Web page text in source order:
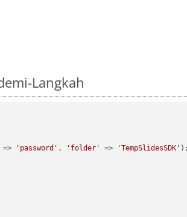
Langkah
=> 'password' , 'folder' => 'TempSlidesSDK' );